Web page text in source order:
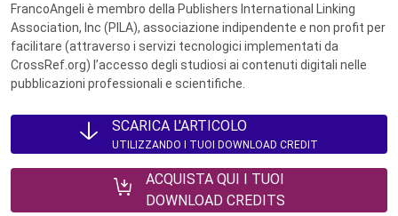
FrancoAngeli è membro della Publishers International Linking
Association, Inc (PILA), associazione indipendente e non profit per
facilitare (attraverso i servizi tecnologici implementati da
CrossRef.org) l’accesso degli studiosi ai contenuti digitali nelle
pubblicazioni professionali e scientifiche.
SCARICA L'ARTICOLO
UTILIZZANDO I TUOI DOWNLOAD CREDIT
ACQUISTA QUI I TUOI
DOWNLOAD CREDITS